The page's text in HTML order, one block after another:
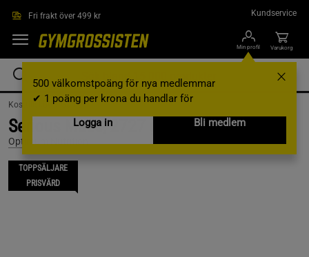
Fri frakt över 499 kr Kundservice
Min profil
500 välkomstpoäng för nya medlemmar
✔ 1 poäng per krona du handlar för
Logga in
Bli medlem
Varukorg
Kosttillskott /Gainer
Serious Mass, 2727 g, Chocolate
Optimum Nutrition
TOPPSÄLJARE
PRISVÄRD